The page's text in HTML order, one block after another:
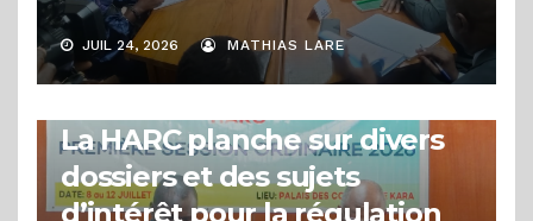
JUIL 24, 2026 MATHIAS LARE
ACTUALITÉS
La HARC planche sur divers
dossiers et des sujets
d’intérêt pour la régulation